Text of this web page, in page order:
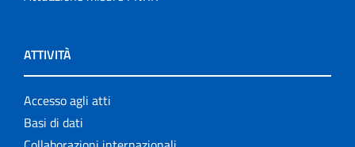
ATTIVITÀ
Accesso agli atti
Basi di dati